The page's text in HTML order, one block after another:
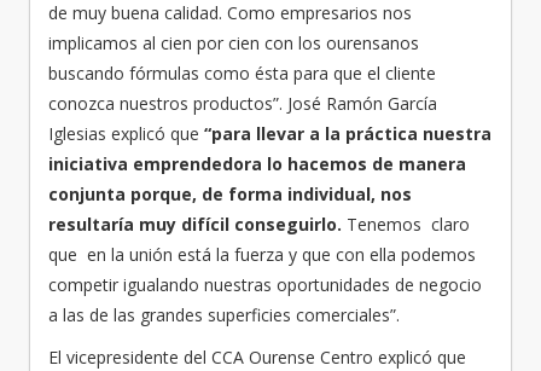
de muy buena calidad. Como empresarios nos
implicamos al cien por cien con los ourensanos
buscando fórmulas como ésta para que el cliente
conozca nuestros productos”. José Ramón García
Iglesias explicó que “para llevar a la práctica nuestra
iniciativa emprendedora lo hacemos de manera
conjunta porque, de forma individual, nos
resultaría muy difícil conseguirlo. Tenemos claro
que en la unión está la fuerza y que con ella podemos
competir igualando nuestras oportunidades de negocio
a las de las grandes superficies comerciales”.
El vicepresidente del CCA Ourense Centro explicó que